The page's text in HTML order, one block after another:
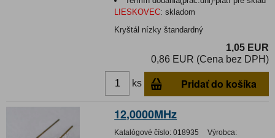
LIESKOVEC: skladom
Kryštál nízky štandardný
1,05 EUR
0,86 EUR (Cena bez DPH)
ks Pridať do košíka
12,0000MHz
Katalógové číslo: 018935 Výrobca: